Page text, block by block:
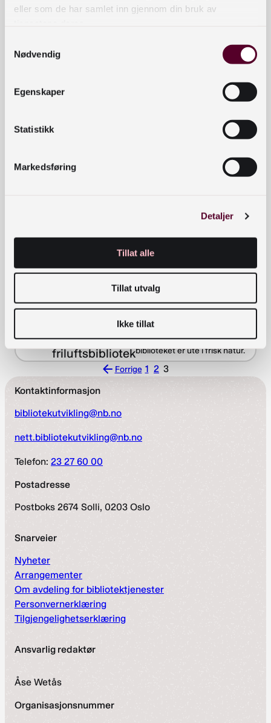
eller som de har samlet inn gjennom din bruk av
Nødvendig
Egenskaper
Statistikk
Markedsføring
Detaljer
Tillat alle
Tillat utvalg
Ikke tillat
skolebibliotek om aktiv formidling
2021
NYHETERTur- og
friluftsbibliotek
Et utvalg av tiltak der
biblioteket er ute i frisk natur.
Forrige
Forrige
side
1 2 3
Kontaktinformasjon
bibliotekutvikling@nb.no
nett.bibliotekutvikling@nb.no
Telefon: 23 27 60 00
Postadresse
Postboks 2674 Solli, 0203 Oslo
Snarveier
Nyheter
Arrangementer
Om avdeling for bibliotektjenester
Personvernerklæring
Tilgjengelighetserklæring
Ansvarlig redaktør
Åse Wetås
Organisasjonsnummer